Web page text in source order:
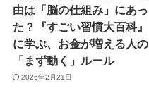
由は「脳の仕組み」にあっ
た？『すごい習慣大百科』
に学ぶ、お金が増える人の
「まず動く」ルール
2026年2月21日